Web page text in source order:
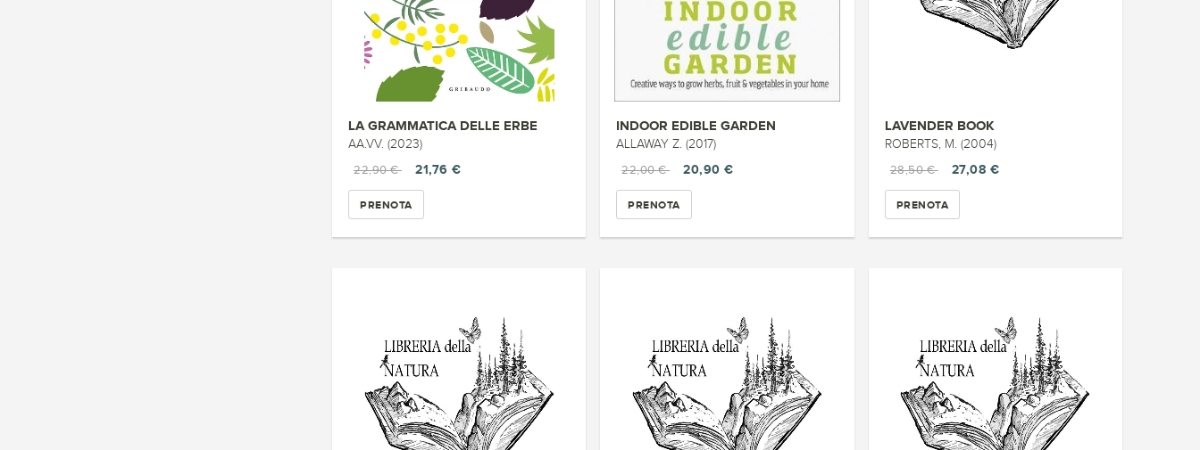
LA GRAMMATICA DELLE ERBE
AA.VV. (2023)
22,90 €
21,76 €
PRENOTA
INDOOR EDIBLE GARDEN
ALLAWAY Z. (2017)
22,00 €
20,90 €
PRENOTA
LAVENDER BOOK
ROBERTS, M. (2004)
28,50 €
27,08 €
PRENOTA